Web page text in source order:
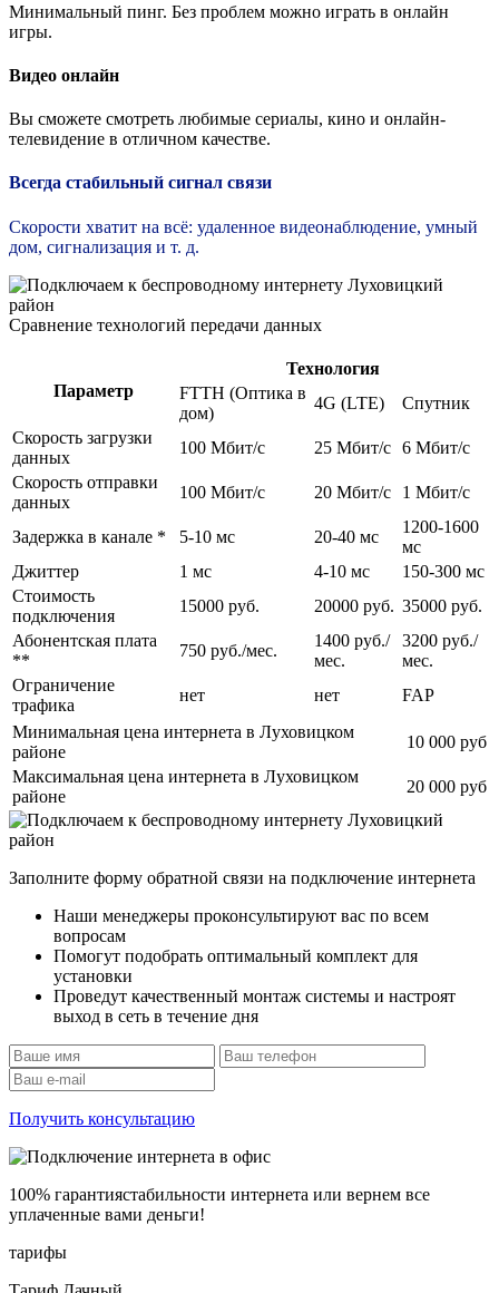
Минимальный пинг. Без проблем можно играть в онлайн
игры.
Видео онлайн
Вы сможете смотреть любимые сериалы, кино и онлайн-
телевидение в отличном качестве.
Всегда стабильный сигнал связи
Скорости хватит на всё: удаленное видеонаблюдение, умный
дом, сигнализация и т. д.
Сравнение технологий передачи данных
Параметр
Технология
FTTH (Оптика в
дом)
4G (LTE)
Спутник
Скорость загрузки
данных
100 Мбит/c 25 Мбит/c 6 Мбит/c
Скорость отправки
данных
100 Мбит/c 20 Мбит/c 1 Мбит/c
Задержка в канале * 5-10 мс 20-40 мс
1200-1600
мс
Джиттер
1 мс 4-10 мс
150-300 мс
Стоимость
подключения
15000 руб. 20000 руб. 35000 руб.
Абонентская плата
**
750 руб./мес.
1400 руб./
мес.
3200 руб./
мес.
Ограничение
трафика
нет нет
FAP
Минимальная цена интернета в Луховицком
районе
10 000 руб
Максимальная цена интернета в Луховицком
районе
20 000 руб
Заполните форму обратной связи на подключение интернета
Наши менеджеры проконсультируют вас по всем
вопросам
Помогут подобрать оптимальный комплект для
установки
Проведут качественный монтаж системы и настроят
выход в сеть в течение дня
Получить консультацию
100% гарантиястабильности интернета или вернем все
уплаченные вами деньги!
тарифы